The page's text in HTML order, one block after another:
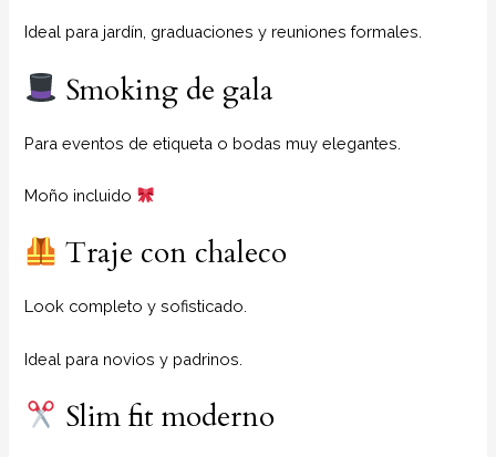
Ideal para jardín, graduaciones y reuniones formales.
Smoking de gala
Para eventos de etiqueta o bodas muy elegantes.
Moño incluido
Traje con chaleco
Look completo y sofisticado.
Ideal para novios y padrinos.
Slim fit moderno